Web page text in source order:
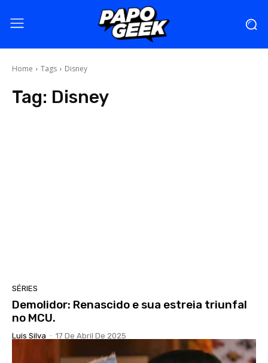
Home Tags Disney
Tag: Disney
SÉRIES
Demolidor: Renascido e sua estreia triunfal
no MCU.
Luis Silva - 17 De Abril De 2025